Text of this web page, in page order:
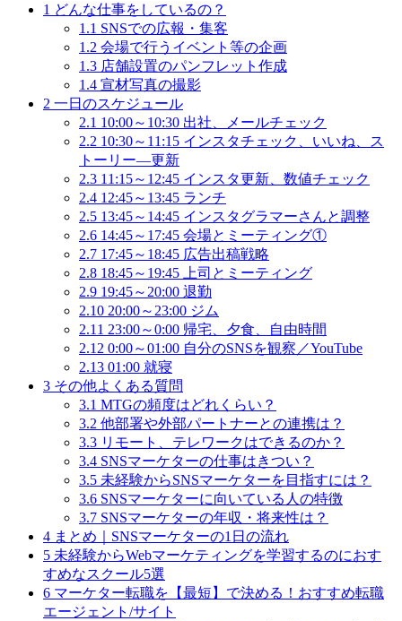
1 どんな仕事をしているの？
1.1 SNSでの広報・集客
1.2 会場で行うイベント等の企画
1.3 店舗設置のパンフレット作成
1.4 宣材写真の撮影
2 一日のスケジュール
2.1 10:00～10:30 出社、メールチェック
2.2 10:30～11:15 インスタチェック、いいね、ス
トーリー―更新
2.3 11:15～12:45 インスタ更新、数値チェック
2.4 12:45～13:45 ランチ
2.5 13:45～14:45 インスタグラマーさんと調整
2.6 14:45～17:45 会場とミーティング①
2.7 17:45～18:45 広告出稿戦略
2.8 18:45～19:45 上司とミーティング
2.9 19:45～20:00 退勤
2.10 20:00～23:00 ジム
2.11 23:00～0:00 帰宅、夕食、自由時間
2.12 0:00～01:00 自分のSNSを観察／YouTube
2.13 01:00 就寝
3 その他よくある質問
3.1 MTGの頻度はどれくらい？
3.2 他部署や外部パートナーとの連携は？
3.3 リモート、テレワークはできるのか？
3.4 SNSマーケターの仕事はきつい？
3.5 未経験からSNSマーケターを目指すには？
3.6 SNSマーケターに向いている人の特徴
3.7 SNSマーケターの年収・将来性は？
4 まとめ｜SNSマーケターの1日の流れ
5 未経験からWebマーケティングを学習するのにおす
すめなスクール5選
6 マーケター転職を【最短】で決める！おすすめ転職
エージェント/サイト